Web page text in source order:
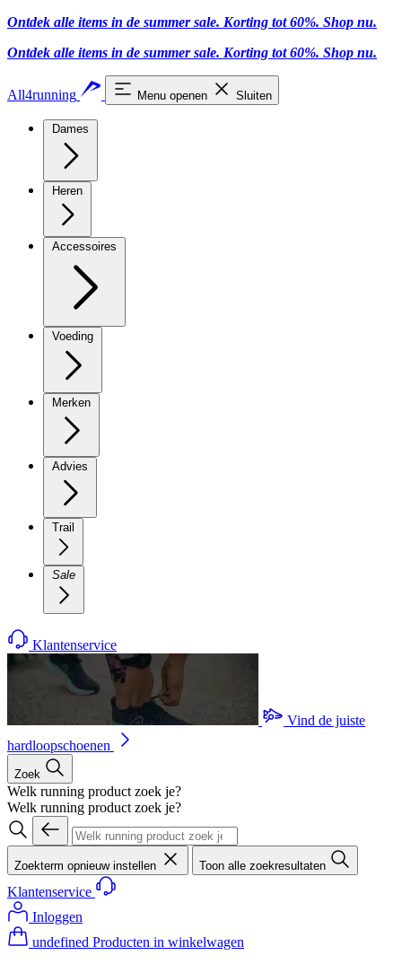
Ontdek alle items in de summer sale. Korting tot 60%. Shop nu.
Ontdek alle items in de summer sale. Korting tot 60%. Shop nu.
All4running Menu openen Sluiten
Dames
Heren
Accessoires
Voeding
Merken
Advies
Trail
Sale
Klantenservice
Vind de juiste
hardloopschoenen
Zoek
Welk running product zoek je?
Welk running product zoek je?
Zoekterm opnieuw instellen Toon alle zoekresultaten
Klantenservice
Inloggen
undefined Producten in winkelwagen